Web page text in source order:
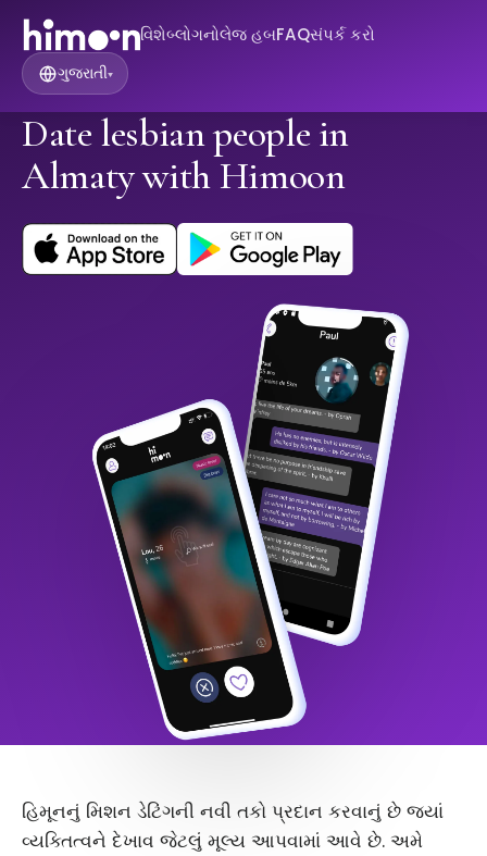
વિશેબ્લોગનોલેજ હબFAQસંપર્ક કરો
ગુજરાતી▾
Date lesbian people in
Almaty with Himoon
હિમૂનનું મિશન ડેટિંગની નવી તકો પ્રદાન કરવાનું છે જ્યાં
વ્યક્તિત્વને દેખાવ જેટલું મૂલ્ય આપવામાં આવે છે. અમે